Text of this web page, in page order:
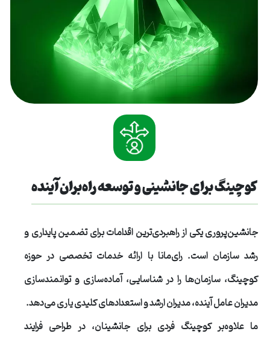
کوچینگ برای جانشینی و توسعه راه‌بران آینده
جانشین‌پروری یکی از راهبردی‌ترین اقدامات برای تضمین پایداری و
رشد سازمان است. رای‌مانا با ارائه خدمات تخصصی در حوزه
کوچینگ، سازمان‌ها را در شناسایی، آماده‌سازی و توانمندسازی
مدیران عامل آینده، مدیران ارشد و استعدادهای کلیدی یاری می‌دهد.
ما علاوه‌بر کوچینگ فردی برای جانشینان، در طراحی فرایند